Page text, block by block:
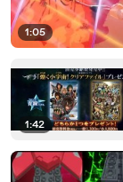
1:05
1:42